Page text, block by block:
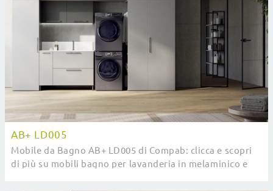
AB+ LD005
Mobile da Bagno AB+ LD005 di Compab: clicca e scopri
di più su mobili bagno per lavanderia in melaminico e